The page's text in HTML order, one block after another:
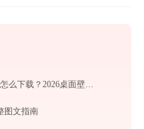
小鸟壁纸（BirdWallpaper）电脑版怎么下载？2026桌面壁纸美化神器指南
图文指南